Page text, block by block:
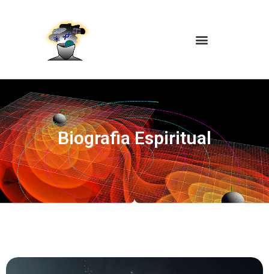
Biografia Espiritual